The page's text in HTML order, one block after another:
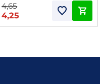
4,65
4,25